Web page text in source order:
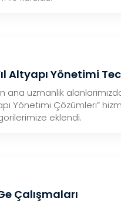
Altyapı Yönetimi
ana uzmanlık
Yönetimi Çözümleri”
eklendi.
Çalışmaları